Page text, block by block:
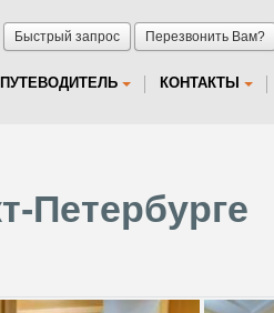
Быстрый запрос Перезвонить Вам?
ПУТЕВОДИТЕЛЬ КОНТАКТЫ
Петербурге